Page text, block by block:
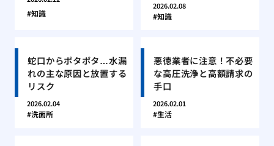
知識
2026.02.08
知識
蛇口からポタポタ…水漏
れの主な原因と放置する
リスク
2026.02.04
洗面所
悪徳業者に注意！不必要
な高圧洗浄と高額請求の
手口
2026.02.01
生活